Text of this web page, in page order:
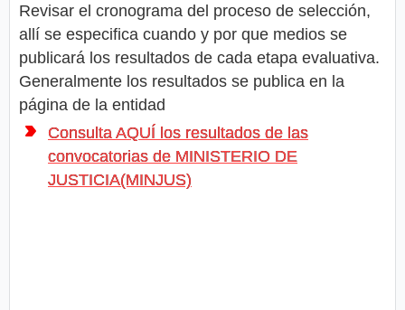
Revisar el cronograma del proceso de selección,
allí se especifica cuando y por que medios se
publicará los resultados de cada etapa evaluativa.
Generalmente los resultados se publica en la
página de la entidad
Consulta AQUÍ los resultados de las
convocatorias de MINISTERIO DE
JUSTICIA(MINJUS)